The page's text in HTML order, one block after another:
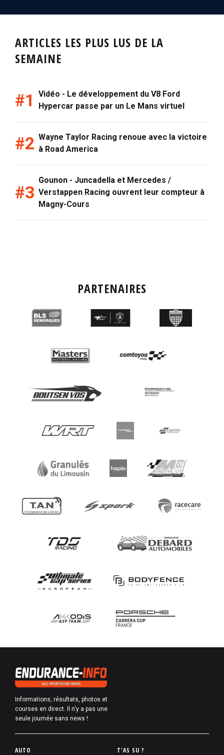
ARTICLES LES PLUS LUS DE LA
SEMAINE
Vidéo - Le développement du V8 Ford
Hypercar passe par un Le Mans virtuel
Wayne Taylor Racing renoue avec la victoire
à Road America
Gounon - Juncadella et Mercedes /
Verstappen Racing ouvrent leur compteur à
Magny-Cours
PARTENAIRES
Informations, résultats, photos et
courses en direct. Il n'y a pas une
seule journée sans news !
P
AUTO T'AS SU ?